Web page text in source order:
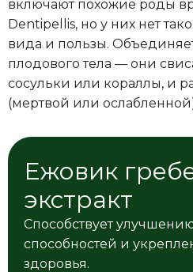
включают похожие роды
Dentipellis, но у них нет
вида и пользы.
плодового тела — они
сосульки или кораллы, и
(мертвой или
Ежовик
экстракт
Способствует
способностей и
здоровья.